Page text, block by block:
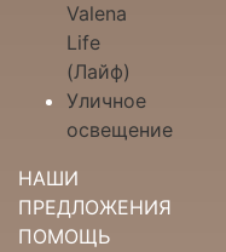
Valena
Life
(Лайф)
Уличное
освещение
НАШИ
ПРЕДЛОЖЕНИЯ
ПОМОЩЬ